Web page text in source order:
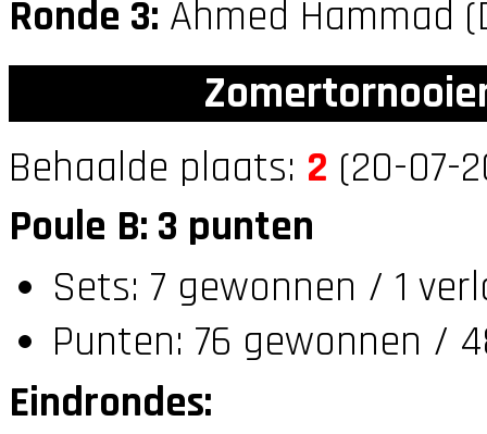
Ronde 3: Ahmed Hammad
Behaalde plaats: 2 (20-07-
Poule B: 3 punten
Sets: 7 gewonnen / 1
Punten: 76 gewonnen /
Eindrondes: